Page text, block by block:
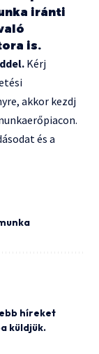
iránti
is.
Kérj
akkor kezdj
és a
híreket
küldjük.